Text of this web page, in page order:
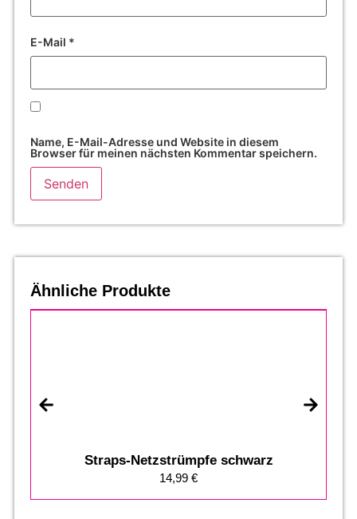
E-Mail *
Name, E-Mail-Adresse und Website in diesem
Browser für meinen nächsten Kommentar speichern.
Ähnliche Produkte
Straps-Netzstrümpfe schwarz
14,99 €